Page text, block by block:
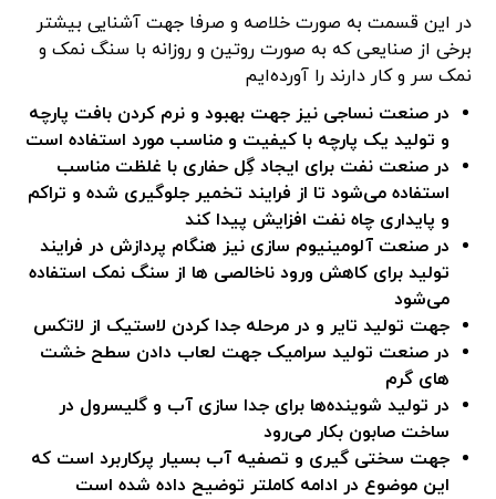
در این قسمت به صورت خلاصه و صرفا جهت آشنایی بیشتر
برخی از صنایعی که به صورت روتین و روزانه با سنگ نمک و
نمک سر و کار دارند را آورده‌ایم
در صنعت نساجی نیز جهت بهبود و نرم کردن بافت پارچه
و تولید یک پارچه با کیفیت و مناسب مورد استفاده است
در صنعت نفت برای ایجاد گِل حفاری با غلظت مناسب
استفاده می‌شود تا از فرایند تخمیر جلوگیری شده و تراکم
و پایداری چاه نفت افزایش پیدا کند
در صنعت آلومینیوم سازی نیز هنگام پردازش در فرایند
تولید برای کاهش ورود ناخالصی ها از سنگ نمک استفاده
می‌شود
جهت تولید تایر و در مرحله جدا کردن لاستیک از لاتکس
در صنعت تولید سرامیک جهت لعاب دادن سطح خشت
های گرم
در تولید شوینده‌ها برای جدا سازی آب و گلیسرول در
ساخت صابون بکار می‌رود
جهت سختی گیری و تصفیه آب بسیار پرکاربرد است که
این موضوع در ادامه کاملتر توضیح داده شده است